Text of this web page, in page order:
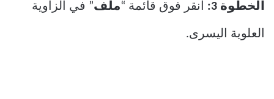
الخطوة 3: انقر فوق قائمة “ملف” في الزاوية
العلوية اليسرى.